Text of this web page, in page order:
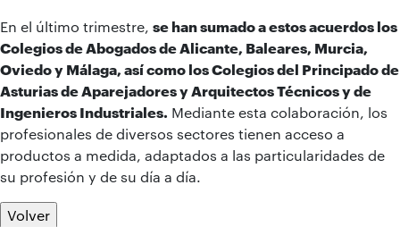
En el último trimestre, se han sumado a estos acuerdos los
Colegios de Abogados de Alicante, Baleares, Murcia,
Oviedo y Málaga, así como los Colegios del Principado de
Asturias de Aparejadores y Arquitectos Técnicos y de
Ingenieros Industriales. Mediante esta colaboración, los
profesionales de diversos sectores tienen acceso a
productos a medida, adaptados a las particularidades de
su profesión y de su día a día.
Volver